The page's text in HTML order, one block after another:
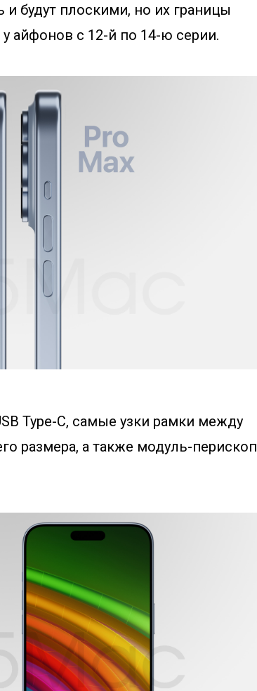
будут плоскими, но их границы
айфонов с 12-й по 14-ю серии.
Type-C, самые узки рамки между
размера, а также модуль-перископ